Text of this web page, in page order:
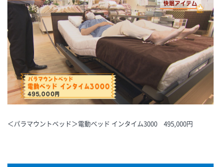
＜パラマウントベッド＞電動ベッド インタイム3000 495,000円